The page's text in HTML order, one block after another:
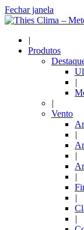
Fechar janela
|
Produtos
|
|
Vento
|
|
|
|
|